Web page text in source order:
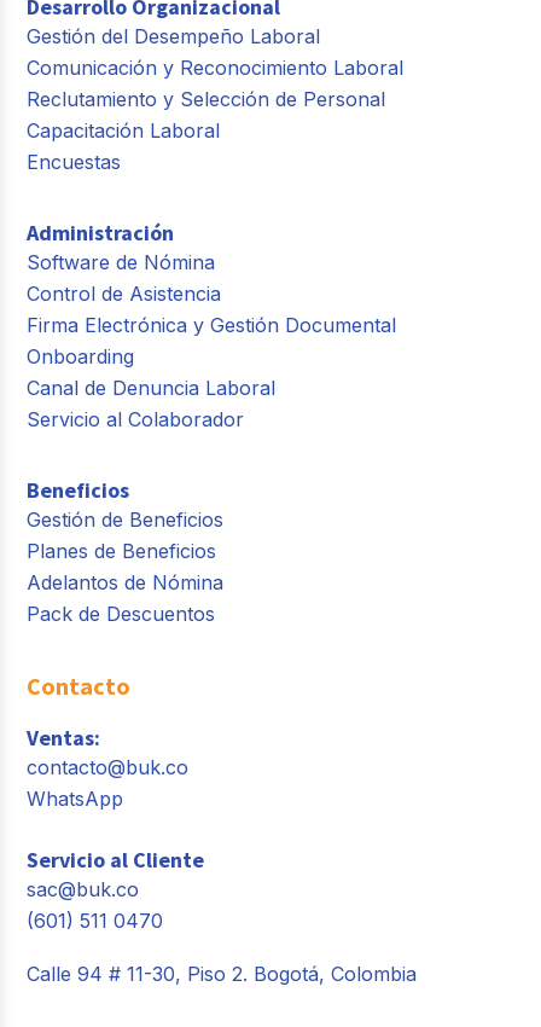
Desarrollo Organizacional
Gestión del Desempeño Laboral
Comunicación y Reconocimiento Laboral
Reclutamiento y Selección de Personal
Capacitación Laboral
Encuestas
Administración
Software de Nómina
Control de Asistencia
Firma Electrónica y Gestión Documental
Onboarding
Canal de Denuncia Laboral
Servicio al Colaborador
Beneficios
Gestión de Beneficios
Planes de Beneficios
Adelantos de Nómina
Pack de Descuentos
Contacto
Ventas:
contacto@buk.co
WhatsApp
Servicio al Cliente
sac@buk.co
(601) 511 0470
Calle 94 # 11-30, Piso 2. Bogotá, Colombia